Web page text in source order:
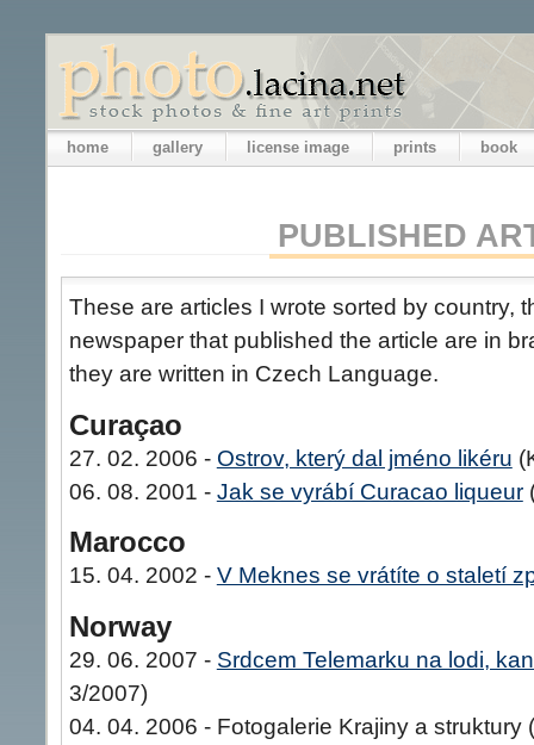
home gallery license image prints book
PUBLISHED
These are articles I wrote sorted by country,
newspaper that published the article are in
they are written in Czech Language.
Curaçao
27. 02. 2006 - Ostrov, který dal jméno likéru
06. 08. 2001 - Jak se vyrábí Curacao liqueur
Marocco
15. 04. 2002 - V Meknes se vrátíte o staletí
Norway
29. 06. 2007 - Srdcem Telemarku na lodi,
3/2007)
04. 04. 2006 - Fotogalerie Krajiny a struktury